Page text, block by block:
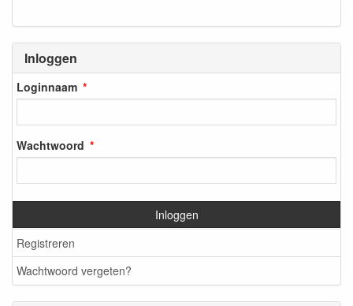
Inloggen
Loginnaam
Wachtwoord
Inloggen
Registreren
Wachtwoord vergeten?